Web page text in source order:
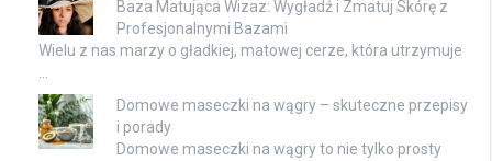
Baza Matująca Wizaz: Wygładź i Zmatuj Skórę z
Profesjonalnymi Bazami
Wielu z nas marzy o gładkiej, matowej cerze, która utrzymuje
…
Domowe maseczki na wągry – skuteczne przepisy
i porady
Domowe maseczki na wągry to nie tylko prosty